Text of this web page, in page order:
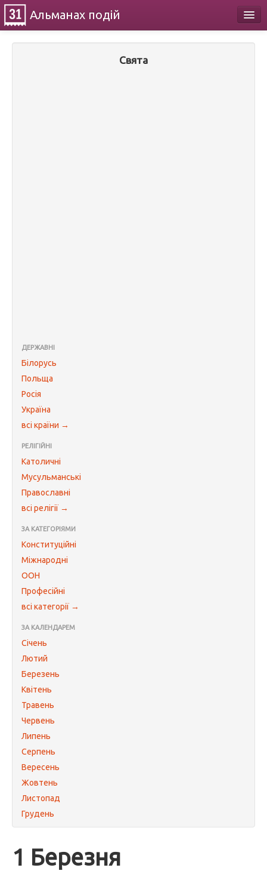
Альманах подій
Свята
ДЕРЖАВНІ
Білорусь
Польща
Росія
Україна
всі країни →
РЕЛІГІЙНІ
Католичні
Мусульманські
Православні
всі релігії →
ЗА КАТЕГОРІЯМИ
Конституційні
Міжнародні
ООН
Професійні
всі категорії →
ЗА КАЛЕНДАРЕМ
Січень
Лютий
Березень
Квітень
Травень
Червень
Липень
Серпень
Вересень
Жовтень
Листопад
Грудень
1 Березня